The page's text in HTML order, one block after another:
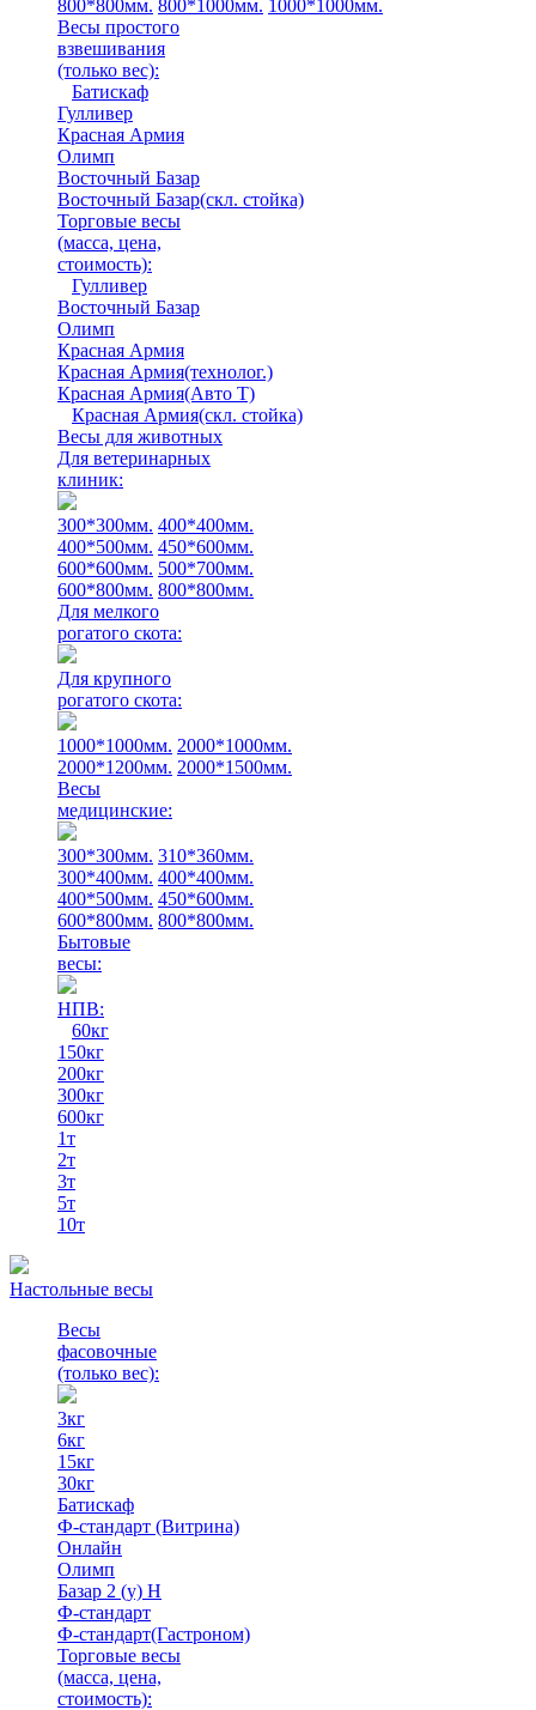
800*800мм. 800*1000мм. 1000*1000мм.
Весы простого
взвешивания
(только вес):
Батискаф
Гулливер
Красная Армия
Олимп
Восточный Базар
Восточный Базар(скл. стойка)
Торговые весы
(масса, цена,
стоимость):
Гулливер
Восточный Базар
Олимп
Красная Армия
Красная Армия(технолог.)
Красная Армия(Авто Т)
Красная Армия(скл. стойка)
Весы для животных
Для ветеринарных
клиник:
300*300мм. 400*400мм.
400*500мм. 450*600мм.
600*600мм. 500*700мм.
600*800мм. 800*800мм.
Для мелкого
рогатого скота:
Для крупного
рогатого скота:
1000*1000мм. 2000*1000мм.
2000*1200мм. 2000*1500мм.
Весы
медицинские:
300*300мм. 310*360мм.
300*400мм. 400*400мм.
400*500мм. 450*600мм.
600*800мм. 800*800мм.
Бытовые
весы:
НПВ:
60кг
150кг
200кг
300кг
600кг
1т
2т
3т
5т
10т
Настольные весы
Весы
фасовочные
(только вес):
3кг
6кг
15кг
30кг
Батискаф
Ф-стандарт (Витрина)
Онлайн
Олимп
Базар 2 (у) Н
Ф-стандарт
Ф-стандарт(Гастроном)
Торговые весы
(масса, цена,
стоимость):